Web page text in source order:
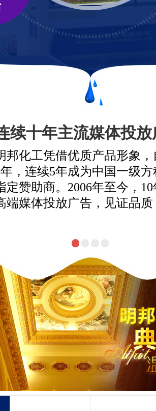
料中的黄埔军校
邦化工构建了一整套科学
牌、选址、培训、广告、
、策略等全方位助力您的
、高效的构建专营店。为